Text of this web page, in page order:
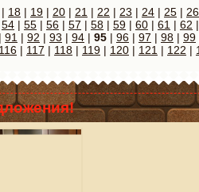
| 18 | 19 | 20 | 21 | 22 | 23 | 24 | 25 | 26
54 | 55 | 56 | 57 | 58 | 59 | 60 | 61 | 62 |
| 91 | 92 | 93 | 94 | 95 | 96 | 97 | 98 | 99
116 | 117 | 118 | 119 | 120 | 121 | 122 |